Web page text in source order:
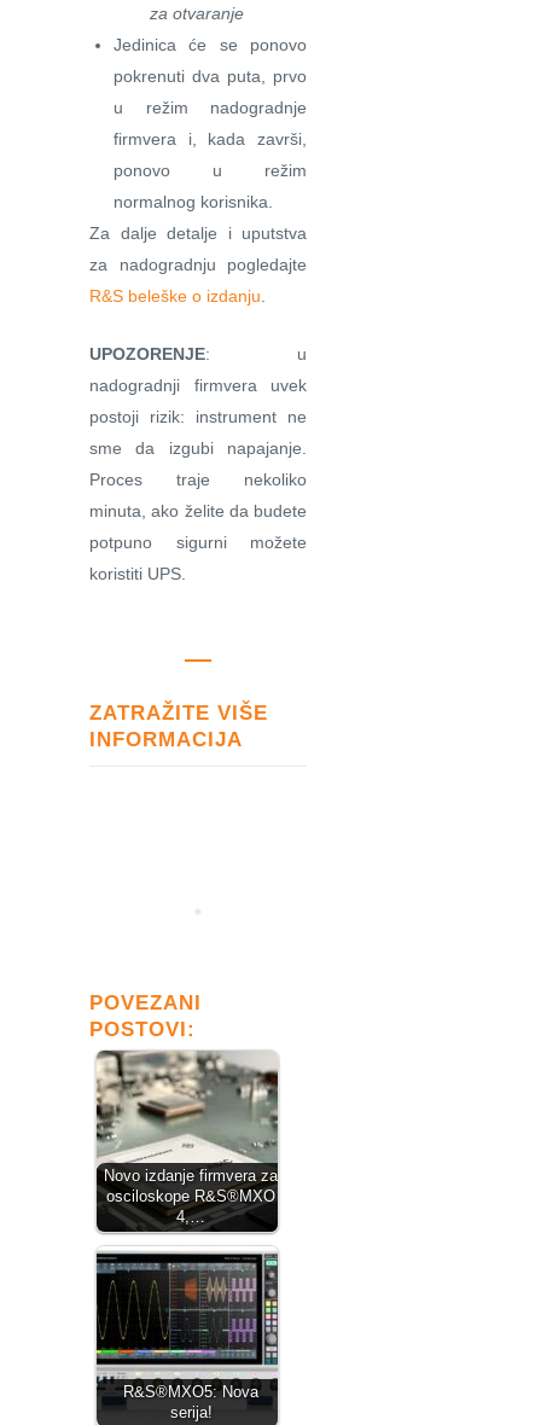
za otvaranje
Jedinica će se ponovo
pokrenuti dva puta, prvo
u režim nadogradnje
firmvera i, kada završi,
ponovo u režim
normalnog korisnika.
Za dalje detalje i uputstva
za nadogradnju pogledajte
R&S beleške o izdanju
UPOZORENJE: u
nadogradnji firmvera uvek
postoji rizik: instrument ne
sme da izgubi napajanje.
Proces traje nekoliko
minuta, ako želite da budete
potpuno sigurni možete
koristiti UPS.
ZATRAŽITE VIŠE
INFORMACIJA
POVEZANI
POSTOVI:
Novo izdanje firmvera za
osciloskope R&S®MXO
4,…
R&S®MXO5: Nova
serija!